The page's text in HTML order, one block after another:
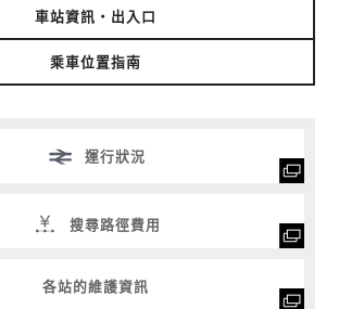
車站資訊・出入口
乘車位置指南
運行狀況
搜尋路徑費用
各站的維護資訊